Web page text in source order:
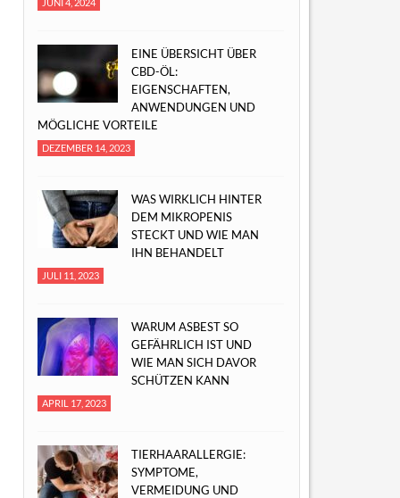
EINE ÜBERSICHT ÜBER
CBD-ÖL:
EIGENSCHAFTEN,
ANWENDUNGEN UND
MÖGLICHE VORTEILE
DEZEMBER 14, 2023
WAS WIRKLICH HINTER
DEM MIKROPENIS
STECKT UND WIE MAN
IHN BEHANDELT
JULI 11, 2023
WARUM ASBEST SO
GEFÄHRLICH IST UND
WIE MAN SICH DAVOR
SCHÜTZEN KANN
APRIL 17, 2023
TIERHAARALLERGIE:
SYMPTOME,
VERMEIDUNG UND